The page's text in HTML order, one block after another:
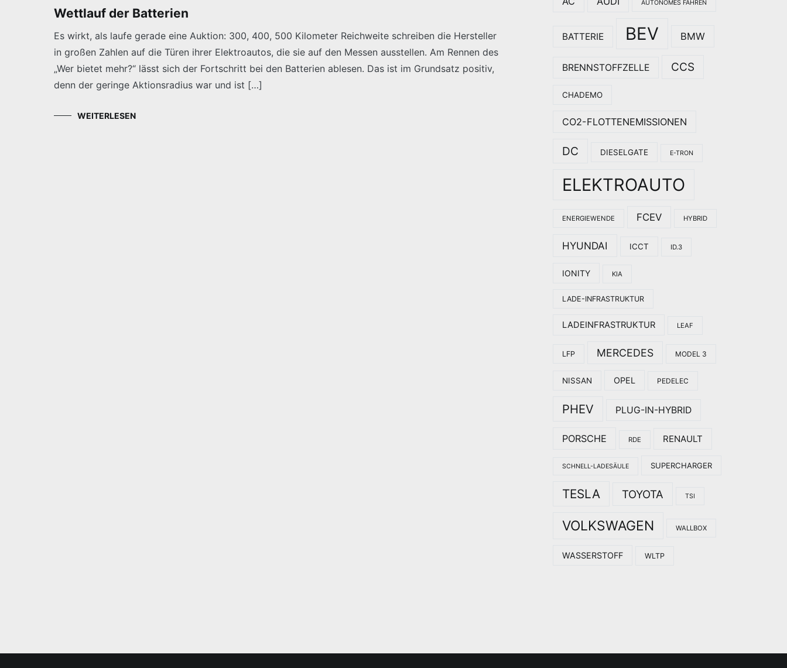
Wettlauf der Batterien
Es wirkt, als laufe gerade eine Auktion: 300, 400, 500 Kilometer Reichweite schreiben die Hersteller
in großen Zahlen auf die Türen ihrer Elektroautos, die sie auf den Messen ausstellen. Am Rennen des
„Wer bietet mehr?“ lässt sich der Fortschritt bei den Batterien ablesen. Das ist im Grundsatz positiv,
denn der geringe Aktionsradius war und ist […]
WEITERLESEN
AUTONOMES FAHREN
BATTERIE BEV BMW
BRENNSTOFFZELLE CCS
CHADEMO
CO2-FLOTTENEMISSIONEN
DC DIESELGATE E-TRON
ELEKTROAUTO
ENERGIEWENDE FCEV HYBRID
HYUNDAI ICCT ID.3
IONITY KIA
LADE-INFRASTRUKTUR
LADEINFRASTRUKTUR LEAF
LFP MERCEDES MODEL 3
NISSAN OPEL PEDELEC
PHEV PLUG-IN-HYBRID
PORSCHE RDE RENAULT
SCHNELL-LADESÄULE SUPERCHARGER
TESLA TOYOTA TSI
VOLKSWAGEN WALLBOX
WASSERSTOFF WLTP